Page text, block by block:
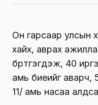
Он гарсаар улсын
хайх, аврах
бүртгэгдэж, 40
амь биеийг аварч,
11/ амь насаа